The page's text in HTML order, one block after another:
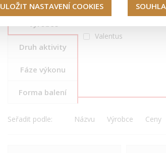
Výrobce
Druh aktivity
Fáze výkonu
Forma balení
Valentus
Seřadit podle: Názvu Výrobce Ceny
ULOŽIT NASTAVENÍ COOKIES